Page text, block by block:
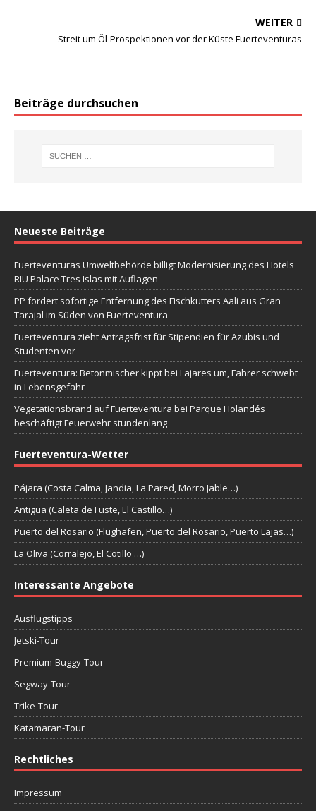
WEITER
Streit um Öl-Prospektionen vor der Küste Fuerteventuras
Beiträge durchsuchen
Neueste Beiträge
Fuerteventuras Umweltbehörde billigt Modernisierung des Hotels
RIU Palace Tres Islas mit Auflagen
PP fordert sofortige Entfernung des Fischkutters Aali aus Gran
Tarajal im Süden von Fuerteventura
Fuerteventura zieht Antragsfrist für Stipendien für Azubis und
Studenten vor
Fuerteventura: Betonmischer kippt bei Lajares um, Fahrer schwebt
in Lebensgefahr
Vegetationsbrand auf Fuerteventura bei Parque Holandés
beschäftigt Feuerwehr stundenlang
Fuerteventura-Wetter
Pájara (Costa Calma, Jandia, La Pared, Morro Jable…)
Antigua (Caleta de Fuste, El Castillo…)
Puerto del Rosario (Flughafen, Puerto del Rosario, Puerto Lajas…)
La Oliva (Corralejo, El Cotillo …)
Interessante Angebote
Ausflugstipps
Jetski-Tour
Premium-Buggy-Tour
Segway-Tour
Trike-Tour
Katamaran-Tour
Rechtliches
Impressum